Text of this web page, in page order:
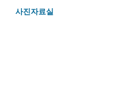
사진자료실